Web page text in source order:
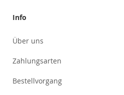
Info
Über uns
Zahlungsarten
Bestellvorgang